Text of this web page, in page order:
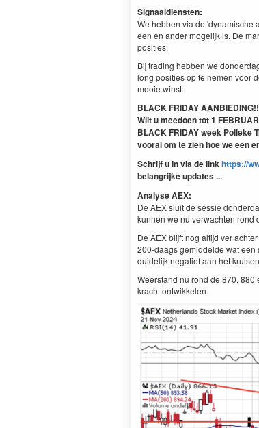
Signaaldiensten:
We hebben via de 'dynamische
een en ander mogelijk is. De
posities.
Bij trading hebben we
long posities op te nemen voor
mooie winst.
BLACK FRIDAY AANBIEDING!!
Wilt u meedoen tot 1
BLACK FRIDAY week Polleke
vooral om te zien hoe we een
Schrijf u in via de linkhttps://
belangrijke updates ...
Analyse AEX:
De AEX sluit de sessie
kunnen we nu verwachten rond
De AEX blijft nog altijd ver
200-daags gemiddelde wat een
duidelijk negatief aan het
Weerstand nu rond de 870,
kracht ontwikkelen.